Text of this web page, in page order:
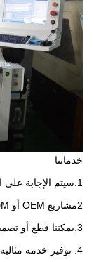
خدماتنا
1.سيتم الإجابة على استفساراتكم حول منتجاتنا خلال 12 ساعة
2مشاريع OEM أو ODM موضع ترحيب
3.يمكننا قطع أو تصميم المنتجات وفقا لمتطلباتك.
4. توفير خدمة مثالية بعد البيع، إذا كان لديك أسئلة، يرجى الاتصال بنا.